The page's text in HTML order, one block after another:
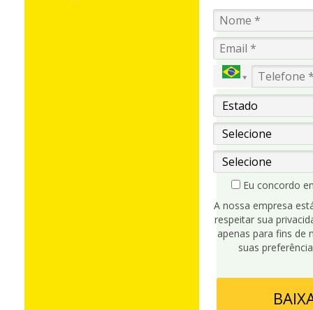
Eu concordo
A nossa empresa
respeitar sua
apenas para fins de
suas